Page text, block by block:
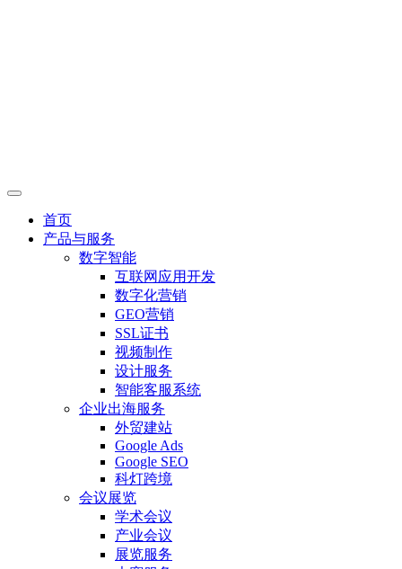
首页
产品与服务
数字智能
互联网应用开发
数字化营销
GEO营销
SSL证书
视频制作
设计服务
智能客服系统
企业出海服务
外贸建站
Google Ads
Google SEO
科灯跨境
会议展览
学术会议
产业会议
展览服务